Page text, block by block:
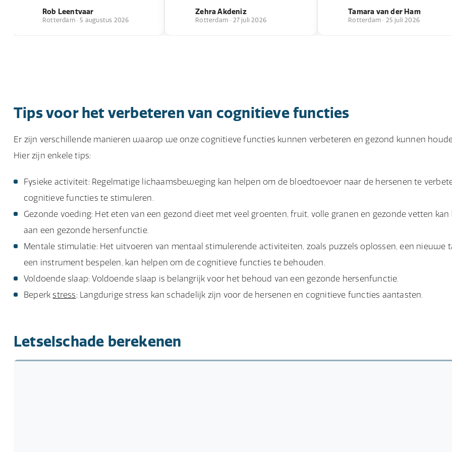
Rob Leentvaar
Rotterdam · 5 augustus 2026
Zehra Akdeniz
Rotterdam · 27 juli 2026
Tamara van der Ham
Rotterdam · 25 juli 2026
Tips voor het verbeteren van cognitieve functies
Er zijn verschillende manieren waarop we onze cognitieve functies kunnen verbeteren en gezond kunnen
Hier zijn enkele tips:
Fysieke activiteit: Regelmatige lichaamsbeweging kan helpen om de bloedtoevoer naar de hersenen te
cognitieve functies te stimuleren.
Gezonde voeding: Het eten van een gezond dieet met veel groenten, fruit, volle granen en gezonde vetten kan
aan een gezonde hersenfunctie.
Mentale stimulatie: Het uitvoeren van mentaal stimulerende activiteiten, zoals puzzels oplossen, een nieuwe
een instrument bespelen, kan helpen om de cognitieve functies te behouden.
Voldoende slaap: Voldoende slaap is belangrijk voor het behoud van een gezonde hersenfunctie.
Beperk stress: Langdurige stress kan schadelijk zijn voor de hersenen en cognitieve functies aantasten.
Letselschade berekenen